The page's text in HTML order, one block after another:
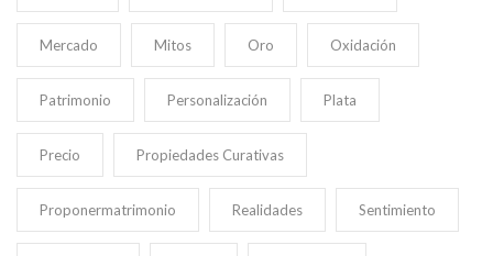
Mercado Mitos Oro Oxidación
Patrimonio Personalización Plata
Precio Propiedades Curativas
Proponermatrimonio Realidades Sentimiento